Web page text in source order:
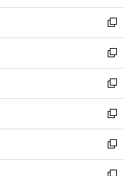
開
く
ウ
で
開
く
ン
ド
ウ
で
開
く
ウ
ィ
ン
ド
ウ
で
開
く
新
し
い
ウ
ィ
ン
ド
ウ
で
開
新
し
い
ウ
ィ
ン
ド
ウ
新
し
い
ウ
ィ
ン
新
し
い
ウ
新
し